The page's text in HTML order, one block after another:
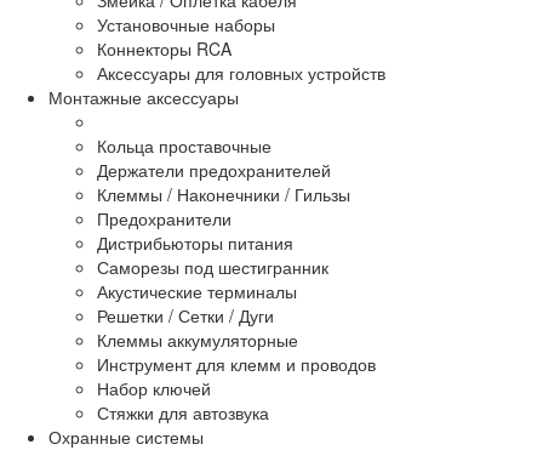
Установочные наборы
Коннекторы RCA
Аксессуары для головных устройств
Монтажные аксессуары
Кольца проставочные
Держатели предохранителей
Клеммы / Наконечники / Гильзы
Предохранители
Дистрибьюторы питания
Саморезы под шестигранник
Акустические терминалы
Решетки / Сетки / Дуги
Клеммы аккумуляторные
Инструмент для клемм и проводов
Набор ключей
Стяжки для автозвука
Охранные системы